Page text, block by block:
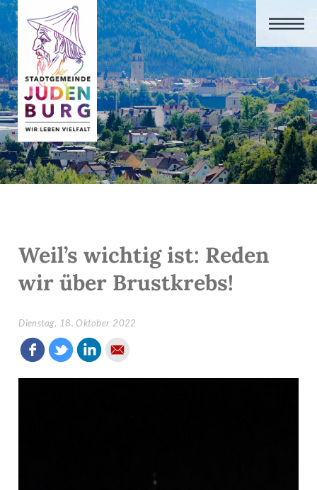
Weil’s wichtig ist: Reden
wir über Brustkrebs!
Dienstag, 18. Oktober 2022